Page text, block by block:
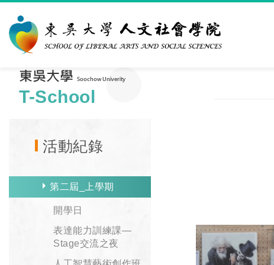
T-School
活動紀錄
第二屆_上學期
開學日
表達能力訓練課—
Stage交流之夜